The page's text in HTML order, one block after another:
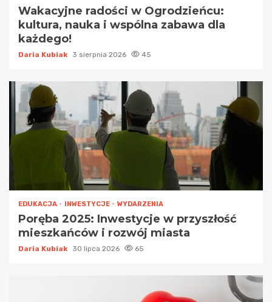
Wakacyjne radości w Ogrodzieńcu:
kultura, nauka i wspólna zabawa dla
każdego!
Daria Kubiak 3 sierpnia 2026 45
EDUKACJA INWESTYCJE WYDARZENIA
Poręba 2025: Inwestycje w przyszłość
mieszkańców i rozwój miasta
Daria Kubiak 30 lipca 2026 65